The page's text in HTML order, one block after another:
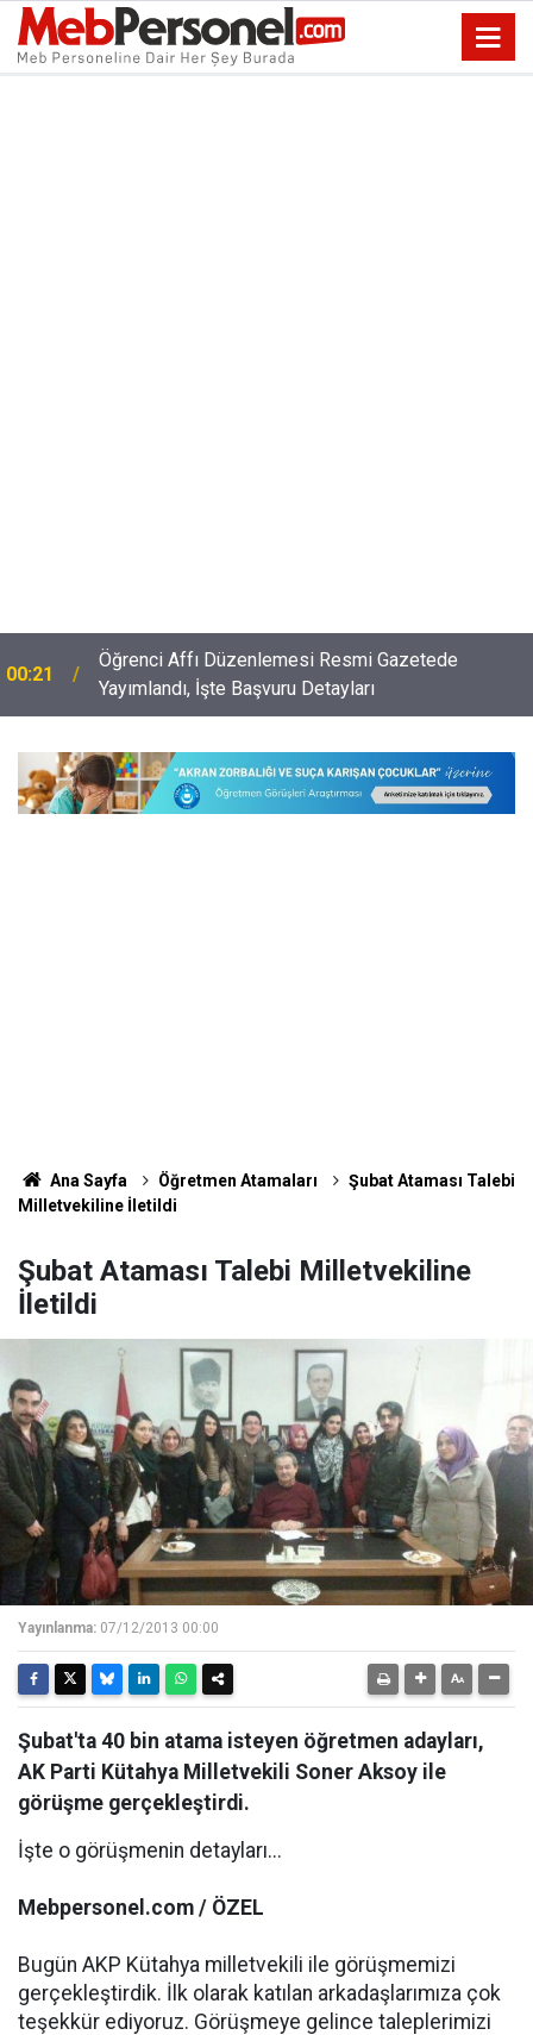
00:21
Öğrenci Affı Düzenlemesi Resmi Gazetede
Yayımlandı, İşte Başvuru Detayları
Ana Sayfa Öğretmen Atamaları
Şubat Ataması Talebi
Milletvekiline İletildi
Şubat Ataması Talebi Milletvekiline
İletildi
Yayınlanma: 07/12/2013 00:00
Şubat'ta 40 bin atama isteyen öğretmen adayları,
AK Parti Kütahya Milletvekili Soner Aksoy ile
görüşme gerçekleştirdi.
İşte o görüşmenin detayları...
Mebpersonel.com / ÖZEL
Bugün AKP Kütahya milletvekili ile görüşmemizi
gerçekleştirdik. İlk olarak katılan arkadaşlarımıza çok
teşekkür ediyoruz. Görüşmeye gelince taleplerimizi